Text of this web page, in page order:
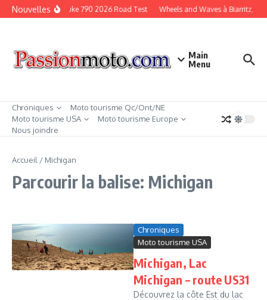
Aller au contenu
NouvellesKTM Duke 790 2026 Road Test Wheels and Waves à Biarritz,
Main
Menu
Chroniques
Moto tourisme Qc/Ont/NE
Moto tourisme USA
Moto tourisme Europe
Nous joindre
Accueil / Michigan
Parcourir la balise: Michigan
Chroniques
Moto tourisme USA
Michigan, Lac
Michigan – route US31
Découvrez la côte Est du lac